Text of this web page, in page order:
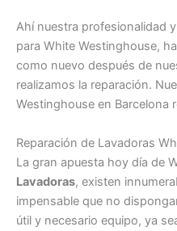
Ahí nuestra profesionalidad
para White Westinghouse,
como nuevo después de
realizamos la reparación.
Westinghouse en Barcelona
Reparación de Lavadoras
La gran apuesta hoy día de
Lavadoras, existen
impensable que no
útil y necesario equipo, ya